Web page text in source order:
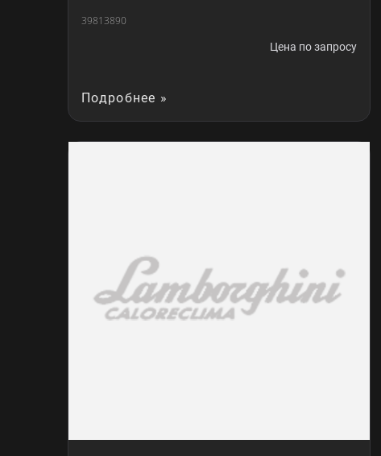
39813890
Цена по запросу
Подробнее »